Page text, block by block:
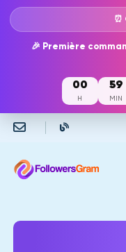
⏰
🎉 Première
00
H
59
MIN